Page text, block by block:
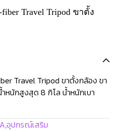
fiber Travel Tripod ขาตั้ง
Travel Tripod ขาตั้งกล้อง ขา
หนักสูงสุด 8 กิโล น้ำหนักเบา
,อุปกรณ์เสริม